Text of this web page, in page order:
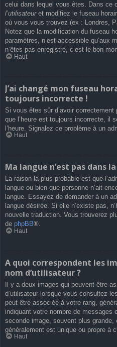
celui dans lequel vous êtes. Dans ce
l’utilisateuret modifiez le fuseau
où vous vous trouvez (ex : Londres,
Notez que la modification du fuseau
paramètres, n’est accessible qu’aux
n’êtes pas enregistré, c’est le bon
Haut
J’ai changé mon fuseau
toujours incorrecte !
Si vous êtes sûr d’avoir
que l’heure est toujours incorrecte, il
l’heure. Signalez ce problème à un
Haut
Ma langue n’est pas dans
La raison la plus probable est que
langue ou bien que personne n’ait
langue. Essayez de demander à un
langue désirée. Si elle n’existe pas,
nouvelle traduction. Vous trouverez
de phpBB®.
Haut
A quoi correspondent les
nom d’utilisateur ?
Il y a deux images qui peuvent être
d’utilisateur lorsque vous consultez
peut être associée à votre rang,
indiquant votre nombre de messages
seconde image, souvent plus grande,
généralement est unique ou propre à
Haut